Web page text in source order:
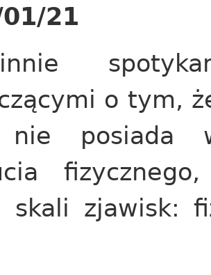
21
o tym,
posiada
skali zjawisk: